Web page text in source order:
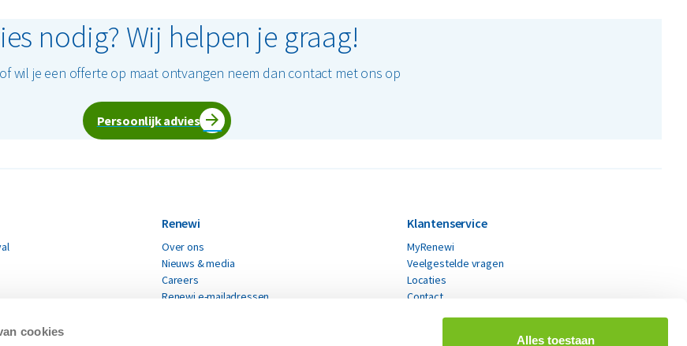
cookies
Alles toestaan
nodig? Wij helpen je graag!
wil je een offerte op maat ontvangen neem dan contact met ons op
Persoonlijk advies
Renewi
Over ons
Nieuws & media
Careers
Renewi e-mailadressen
Klantenservice
MyRenewi
Veelgestelde vragen
Locaties
Contact